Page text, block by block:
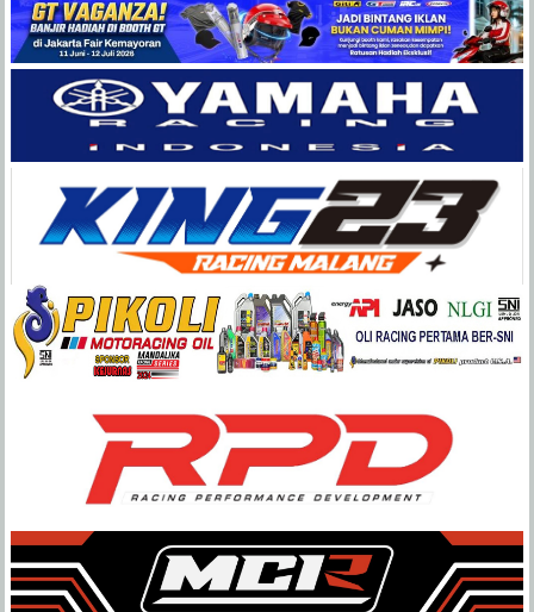
Balap
Paling
Lengkap